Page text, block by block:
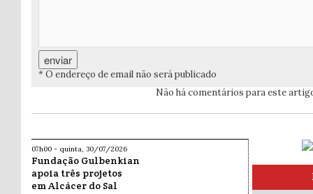
* O endereço de email não será publicado
Não há comentários para este
07h00 - quinta, 30/07/2026
Fundação Gulbenkian
apoia três projetos
em Alcácer do Sal